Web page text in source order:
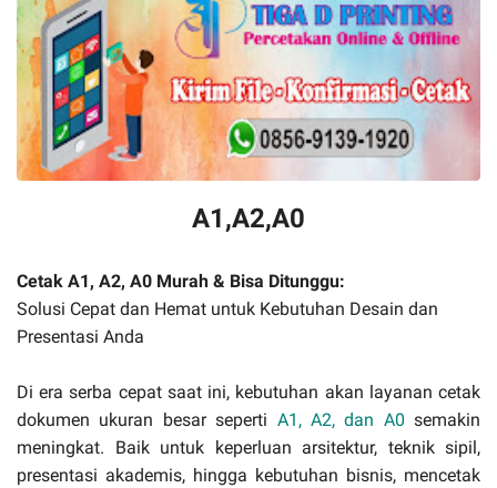
A1,A2,A0
Cetak A1, A2, A0 Murah & Bisa Ditunggu:
Solusi Cepat dan Hemat untuk Kebutuhan Desain dan
Presentasi Anda
Di era serba cepat saat ini, kebutuhan akan layanan cetak
dokumen ukuran besar seperti A1, A2, dan A0 semakin
meningkat. Baik untuk keperluan arsitektur, teknik sipil,
presentasi akademis, hingga kebutuhan bisnis, mencetak